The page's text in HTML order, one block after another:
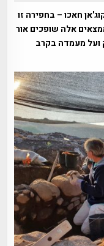
חאכו – בחפירה זו
אלה שופכים אור
ועל מעמדה בקרב